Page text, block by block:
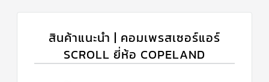
สินค้าแนะนำ | คอมเพรสเซอร์แอร์
SCROLL ยี่ห้อ COPELAND